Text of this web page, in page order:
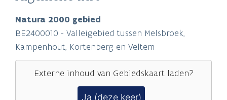
Natura 2000 gebied
BE2400010 - Valleigebied tussen Melsbroek,
Kampenhout, Kortenberg en Veltem
Externe inhoud van Gebiedskaartladen?
Ja (deze keer)